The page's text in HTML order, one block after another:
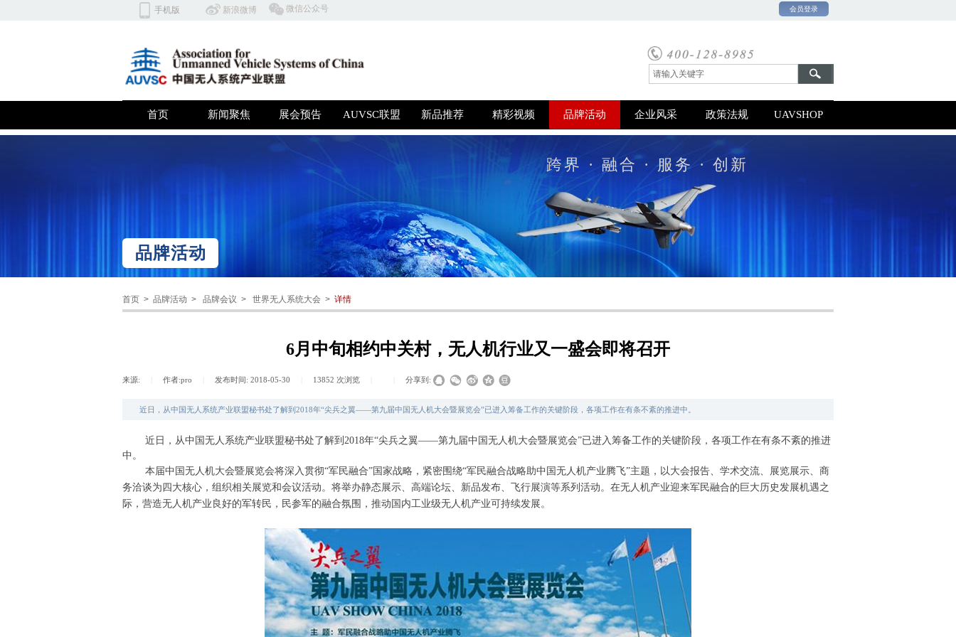
​微信公众号
手机版 ​​新浪微博 会员登录
首页 新闻聚焦 展会预告 AUVSC联盟 新品推荐 精彩视频 品牌活动 企业风采 政策法规 UAVSHOP
跨界 · 融合 · 服务 · 创新
双击此处添加文字
品牌活动
首页 > 品牌活动 > 品牌会议 > 世界无人系统大会 > 详情
6月中旬相约中关村，无人机行业又一盛会即将召开
来源: 作者:pro 发布时间: 2018-05-30 13852 次浏览 分享到:
近日，从中国无人系统产业联盟秘书处了解到2018年“尖兵之翼——第九届中国无人机大会暨展览会”已进入筹备工作的关键阶段，各项工作在有条不紊的推进中。
近日，从中国无人系统产业联盟秘书处了解到 2018年“尖兵之翼——第九届中国无人机大会暨展览会”已进入筹备工作的关键阶段，各项工作在有条不紊的推进
中。
本届中国无人机大会暨展览会将深入贯彻“军民融合”国家战略，紧密围绕“军民融合战略助中国无人机产业腾飞”主题，以大会报告、学术交流、展览展示、商
务洽谈为四大核心，组织相关展览和会议活动。将举办静态展示、高端论坛、新品发布、飞行展演等系列活动。在无人机产业迎来军民融合的巨大历史发展机遇之
际，营造无人机产业良好的军转民，民参军的融合氛围，推动国内工业级无人机产业可持续发展。